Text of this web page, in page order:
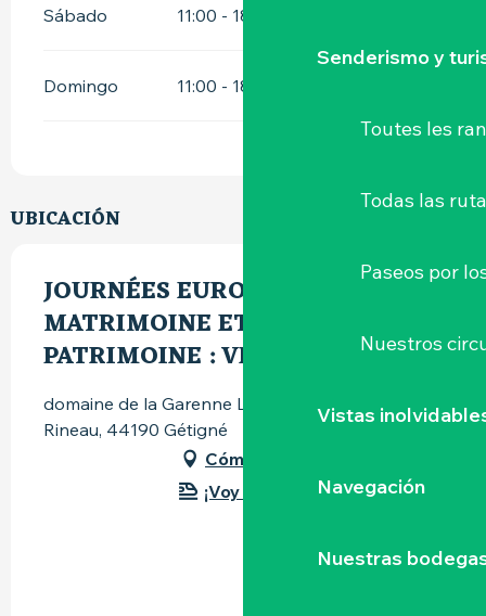
Senderismo y
Toutes les
Todas las
Paseos por
Nuestros
Vistas
Navegación
Nuestras
Sábado 11:00 - 18:00
Domingo 11:00 - 18:00
UBICACIÓN
JOURNÉES EUROPÉENNES DU
MATRIMOINE ET DU
PATRIMOINE : VISITES GUIDÉES
domaine de la Garenne Lemot, avenue Xavier-
Rineau, 44190 Gétigné
Cómo llegar
¡Voy en tren!